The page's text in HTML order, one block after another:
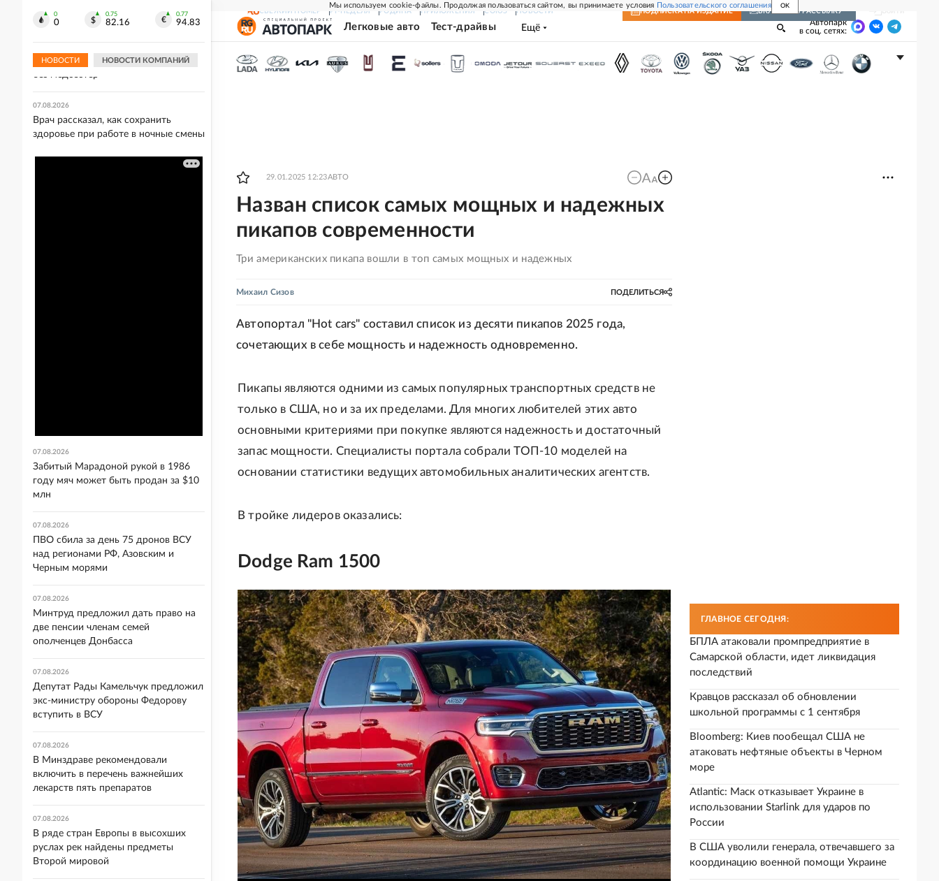
Мы используем cookie-файлы. Продолжая пользоваться сайтом, вы принимаете условия Пользовательского соглашения OK
СВЕЖИЙ НОМЕР РГ-НЕДЕЛЯ РОДИНА ПРИЛОЖЕНИЯ СОЮЗ НОВОСТИ ПОДПИСКА НА ИЗДАНИЕ ВКЛЮЧИТЬ РАССЫЛКУ
Легковые авто Тест-драйвы Ещё
Автопарк
в соц. сетях:
29.01.2025 12:23АВТО
Назван список самых мощных и надежных
пикапов современности
Три американских пикапа вошли в топ самых мощных и надежных
Михаил Сизов ПОДЕЛИТЬСЯ
Автопортал "Hot cars" составил список из десяти пикапов 2025 года,
сочетающих в себе мощность и надежность одновременно.
Пикапы являются одними из самых популярных транспортных средств не
только в США, но и за их пределами. Для многих любителей этих авто
основными критериями при покупке являются надежность и достаточный
запас мощности. Специалисты портала собрали ТОП-10 моделей на
основании статистики ведущих автомобильных аналитических агентств.
В тройке лидеров оказались:
Dodge Ram 1500
ГЛАВНОЕ СЕГОДНЯ:
БПЛА атаковали промпредприятие в
Самарской области, идет ликвидация
последствий
Кравцов рассказал об обновлении
школьной программы с 1 сентября
Bloomberg: Киев пообещал США не
атаковать нефтяные объекты в Черном
море
Atlantic: Маск отказывает Украине в
использовании Starlink для ударов по
России
В США уволили генерала, отвечавшего за
координацию военной помощи Украине
0
0
0.75
82.16
0.77
94.83
НОВОСТИ НОВОСТИ КОМПАНИЙ
киевские больницы могут остаться
без медсестер
07.08.2026
Врач рассказал, как сохранить
здоровье при работе в ночные смены
07.08.2026
Забитый Марадоной рукой в 1986
году мяч может быть продан за $10
млн
07.08.2026
ПВО сбила за день 75 дронов ВСУ
над регионами РФ, Азовским и
Черным морями
07.08.2026
Минтруд предложил дать право на
две пенсии членам семей
ополченцев Донбасса
07.08.2026
Депутат Рады Камельчук предложил
экс-министру обороны Федорову
вступить в ВСУ
07.08.2026
В Минздраве рекомендовали
включить в перечень важнейших
лекарств пять препаратов
07.08.2026
В ряде стран Европы в высохших
руслах рек найдены предметы
Второй мировой